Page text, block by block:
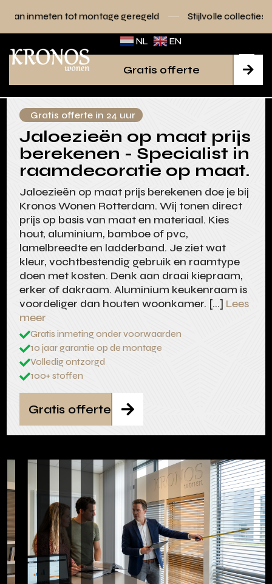
montage geregeld Stijlvolle collecties voor elk interieur
NL EN

Gratis offerte
Gratis offerte in 24 uur
Jaloezieën op maat prijs
berekenen - Specialist in
raamdecoratie op maat.
Jaloezieën op maat prijs berekenen doe je bij
Kronos Wonen Rotterdam. Wij tonen direct
prijs op basis van maat en materiaal. Kies
hout, aluminium, bamboe of pvc,
lamelbreedte en ladderband. Je ziet wat
kleur, vochtbestendig gebruik en raamtype
doen met kosten. Denk aan draai kiepraam,
erker of dakraam. Aluminium keukenraam is
voordeliger dan houten woonkamer. […] Lees
meer
Gratis inmeting onder voorwaarden
10 jaar garantie op de montage
Volledig ontzorgd
100+ stoffen

Gratis offerte